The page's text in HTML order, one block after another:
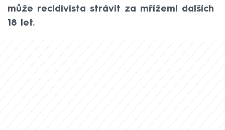
může recidivista strávit za mřížemi dalších
18 let.